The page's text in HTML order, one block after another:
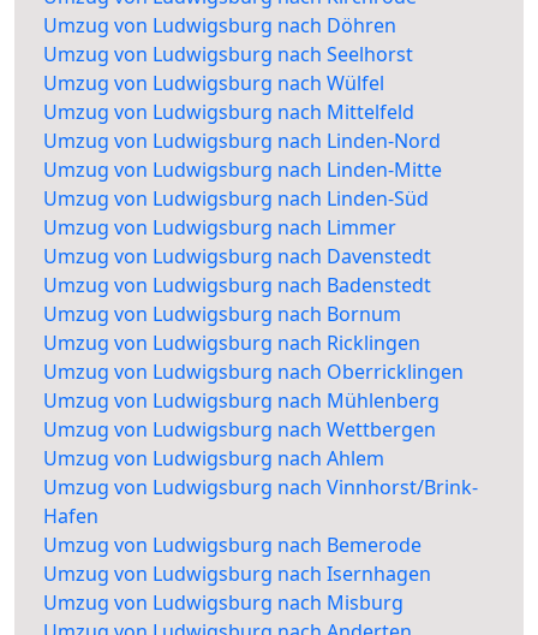
Umzug von Ludwigsburg nach Döhren
Umzug von Ludwigsburg nach Seelhorst
Umzug von Ludwigsburg nach Wülfel
Umzug von Ludwigsburg nach Mittelfeld
Umzug von Ludwigsburg nach Linden-Nord
Umzug von Ludwigsburg nach Linden-Mitte
Umzug von Ludwigsburg nach Linden-Süd
Umzug von Ludwigsburg nach Limmer
Umzug von Ludwigsburg nach Davenstedt
Umzug von Ludwigsburg nach Badenstedt
Umzug von Ludwigsburg nach Bornum
Umzug von Ludwigsburg nach Ricklingen
Umzug von Ludwigsburg nach Oberricklingen
Umzug von Ludwigsburg nach Mühlenberg
Umzug von Ludwigsburg nach Wettbergen
Umzug von Ludwigsburg nach Ahlem
Umzug von Ludwigsburg nach Vinnhorst/Brink-
Hafen
Umzug von Ludwigsburg nach Bemerode
Umzug von Ludwigsburg nach Isernhagen
Umzug von Ludwigsburg nach Misburg